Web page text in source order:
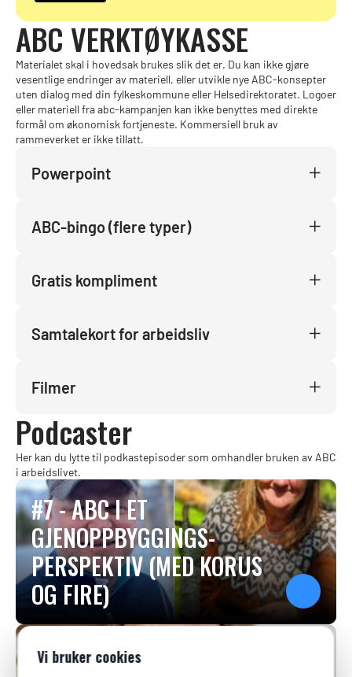
ABC VERKTØYKASSE
Materialet skal i hovedsak brukes slik det er. Du kan ikke gjøre
vesentlige endringer av materiell, eller utvikle nye ABC-konsepter
uten dialog med din fylkeskommune eller Helsedirektoratet. Logoer
eller materiell fra abc-kampanjen kan ikke benyttes med direkte
formål om økonomisk fortjeneste. Kommersiell bruk av
rammeverket er ikke tillatt.
Powerpoint
ABC-bingo (flere typer)
Gratis kompliment
Samtalekort for arbeidsliv
Filmer
Podcaster
Her kan du lytte til podkastepisoder som omhandler bruken av ABC
i arbeidslivet.
#7 - ABC I ET
GJENOPPBYGGINGS-
PERSPEKTIV (MED KORUS
OG FIRE)
#3 - HVORDAN HAR AKER
Vi bruker cookies